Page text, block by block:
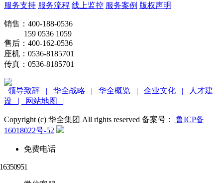
服务支持 服务流程 线上监控 服务案例 版权声明
销售：400-188-0536
159 0536 1059
售后：400-162-0536
座机：0536-8185701
传真：0536-8185701
领导致辞 | 华全战略 | 华全概览 | 企业文化 |
人才建
设 |
网站地图 |
Copyright (c) 华全集团 All rights reserved 备案号：
鲁ICP备
16018022号-52
免费电话